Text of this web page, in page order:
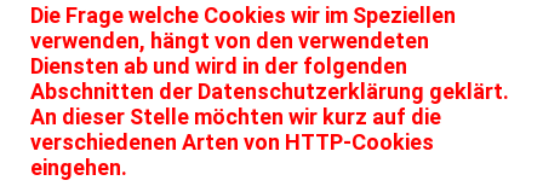
Die Frage welche Cookies wir im Speziellen
verwenden, hängt von den verwendeten
Diensten ab und wird in der folgenden
Abschnitten der Datenschutzerklärung geklärt.
An dieser Stelle möchten wir kurz auf die
verschiedenen Arten von HTTP-Cookies
eingehen.